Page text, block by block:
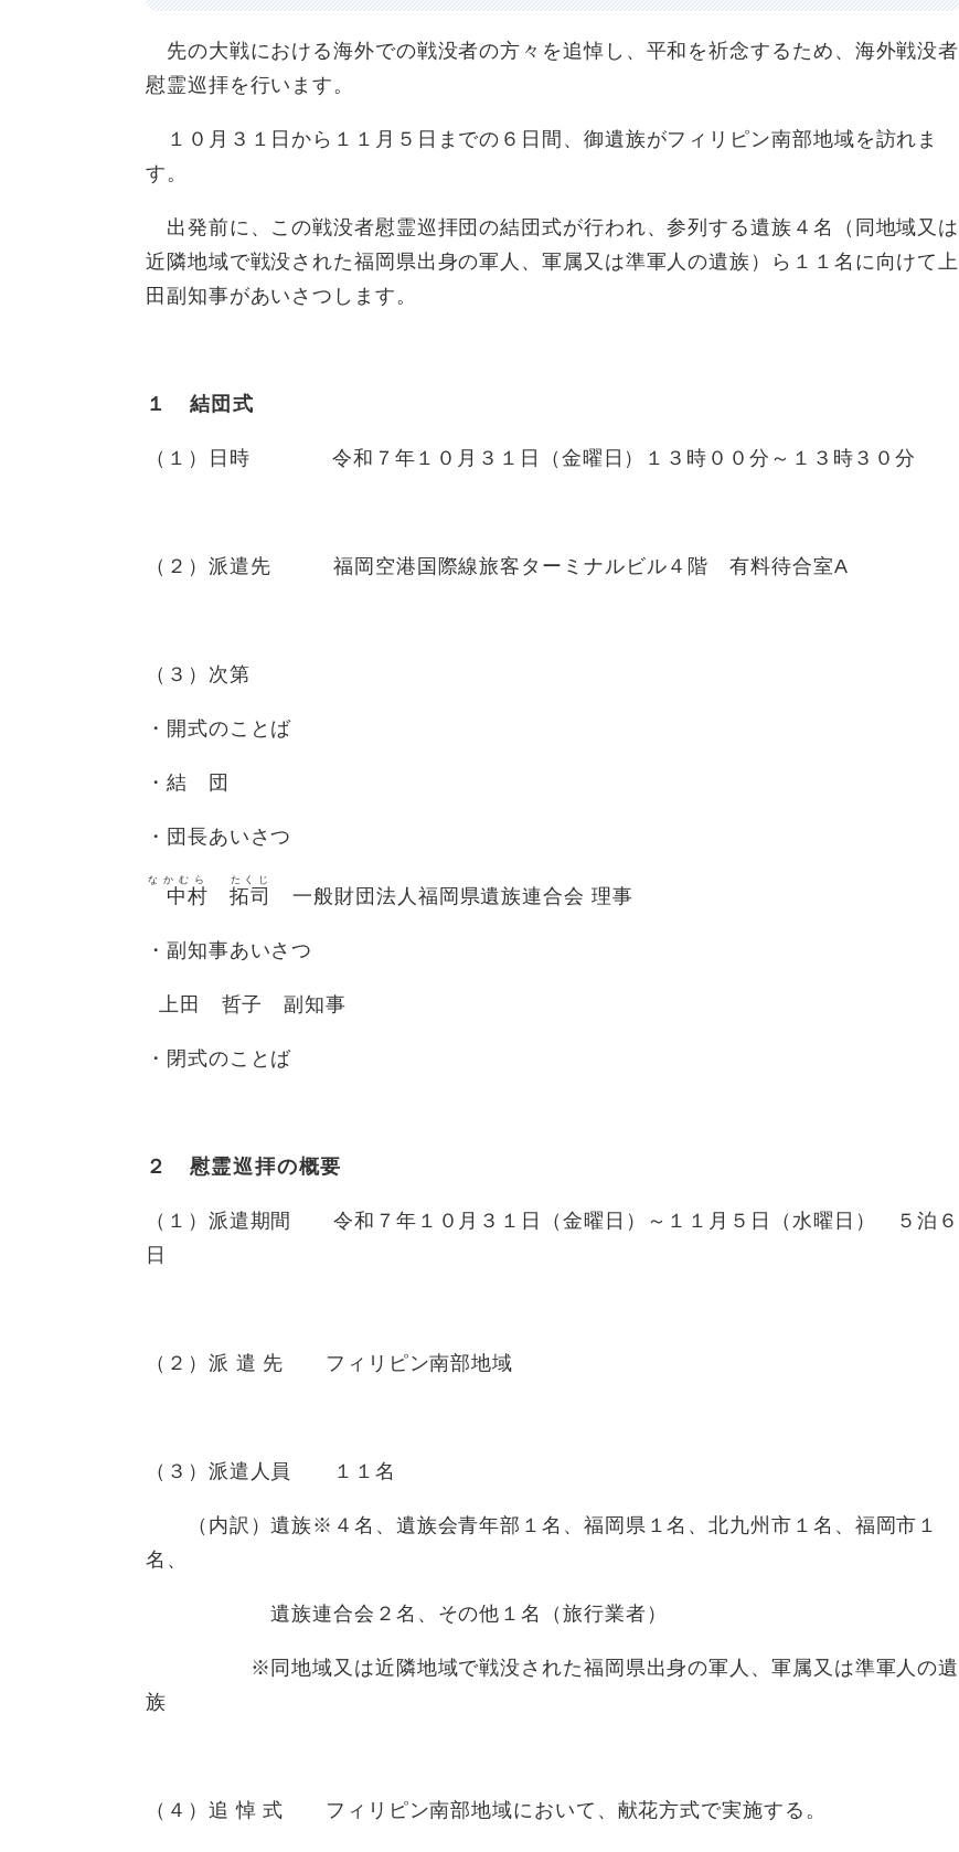
先の大戦における海外での戦没者の方々を追悼し、平和を祈念するため、海外戦没者
慰霊巡拝を行います。
１０月３１日から１１月５日までの６日間、御遺族がフィリピン南部地域を訪れま
す。
出発前に、この戦没者慰霊巡拝団の結団式が行われ、参列する遺族４名（同地域又は
近隣地域で戦没された福岡県出身の軍人、軍属又は準軍人の遺族）ら１１名に向けて上
田副知事があいさつします。
１ 結団式
（１）日時 令和７年１０月３１日（金曜日）１３時００分～１３時３０分
（２）派遣先 福岡空港国際線旅客ターミナルビル４階 有料待合室A
（３）次第
・開式のことば
・結 団
・団長あいさつ
中村
なかむら
拓司
たくじ
​一般財団法人福岡県遺族連合会 理事
・副知事あいさつ
上田 哲子 副知事
・閉式のことば
２ 慰霊巡拝の概要
（１）派遣期間 令和７年１０月３１日（金曜日）～１１月５日（水曜日） ５泊６
日
（２）派 遣 先 フィリピン南部地域
（３）派遣人員 １１名
（内訳）遺族※４名、遺族会青年部１名、福岡県１名、北九州市１名、福岡市１
名、
遺族連合会２名、その他１名（旅行業者）
※同地域又は近隣地域で戦没された福岡県出身の軍人、軍属又は準軍人の遺
族
（４）追 悼 式 フィリピン南部地域において、献花方式で実施する。